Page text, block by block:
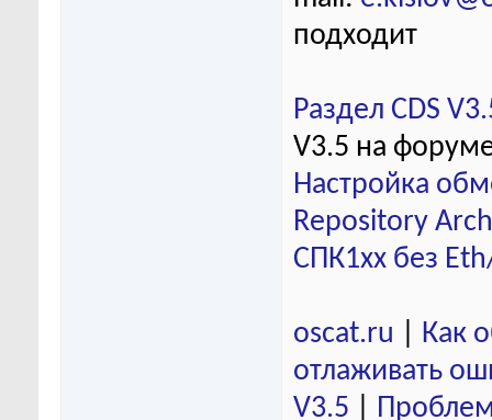
подходит
Раздел CDS
V3.5 на
Настройка
Repository
СПК1хх без
oscat.ru
Как
отлаживать
V3.5